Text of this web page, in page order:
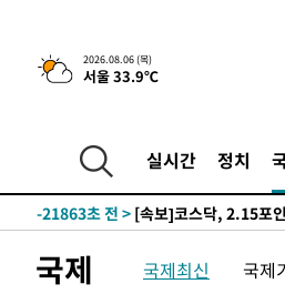
2026.08.06 (목)
서울 33.9℃
실시간 정치
-27283초 전 >[속보]경찰, '홍명보 선
색-26670초 전 >[속보]산업장관 "美무역
-25735초 전 >
[속보]전남광주 초대
-23296초 전 >
-21863초 전 > [속보]코스닥, 2.15포
-18293초 전 >
6월 경상수지 497.3억
국제 국제최신 국제